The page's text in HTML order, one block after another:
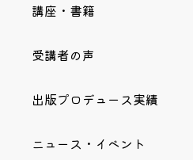
講座・書籍
受講者の声
出版プロデュース実績
ニュース・イベント